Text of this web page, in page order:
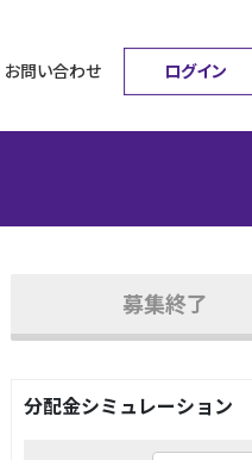
お問い合わせ ログイン
募集終了
分配金シミュレーション